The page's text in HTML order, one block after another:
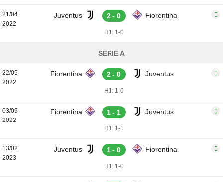
21/04
2022
Juventus 2 - 0 Fiorentina
H1: 1-0
SERIE A
22/05
2022
Fiorentina 2 - 0 Juventus
H1: 1-0
03/09
2022
Fiorentina 1 - 1 Juventus
H1: 1-1
13/02
2023
Juventus 1 - 0 Fiorentina
H1: 1-0